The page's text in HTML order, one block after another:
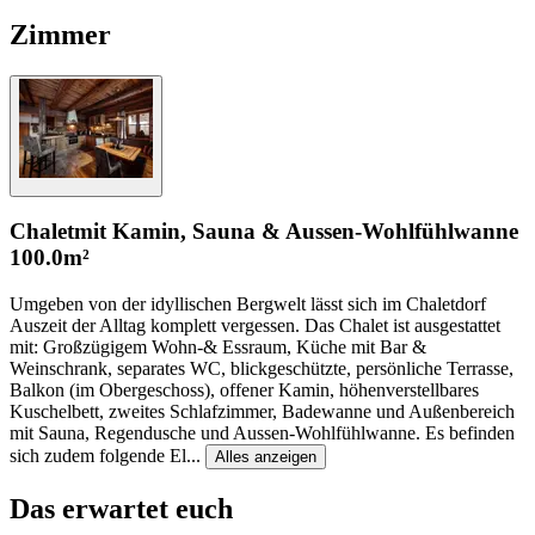
Zimmer
Chaletmit Kamin, Sauna & Aussen-Wohlfühlwanne
100.0m²
Umgeben von der idyllischen Bergwelt lässt sich im Chaletdorf
Auszeit der Alltag komplett vergessen. Das Chalet ist ausgestattet
mit: Großzügigem Wohn-& Essraum, Küche mit Bar &
Weinschrank, separates WC, blickgeschützte, persönliche Terrasse,
Balkon (im Obergeschoss), offener Kamin, höhenverstellbares
Kuschelbett, zweites Schlafzimmer, Badewanne und Außenbereich
mit Sauna, Regendusche und Aussen-Wohlfühlwanne. Es befinden
sich zudem folgende El... Alles anzeigen
Das erwartet euch